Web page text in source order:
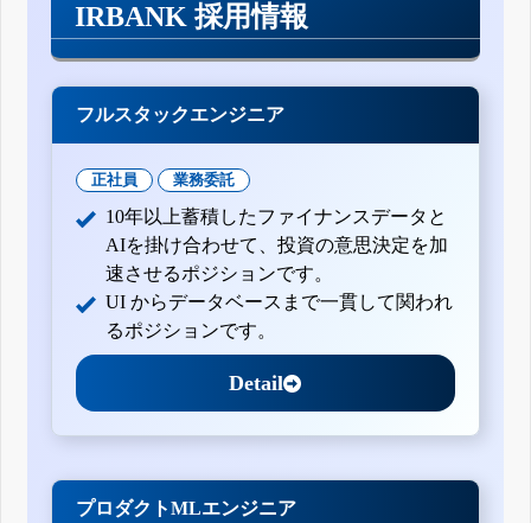
IRBANK 採用情報
フルスタックエンジニア
正社員 業務委託
10年以上蓄積したファイナンスデータと
AIを掛け合わせて、投資の意思決定を加
速させるポジションです。
UI からデータベースまで一貫して関われ
るポジションです。
Detail
プロダクトMLエンジニア